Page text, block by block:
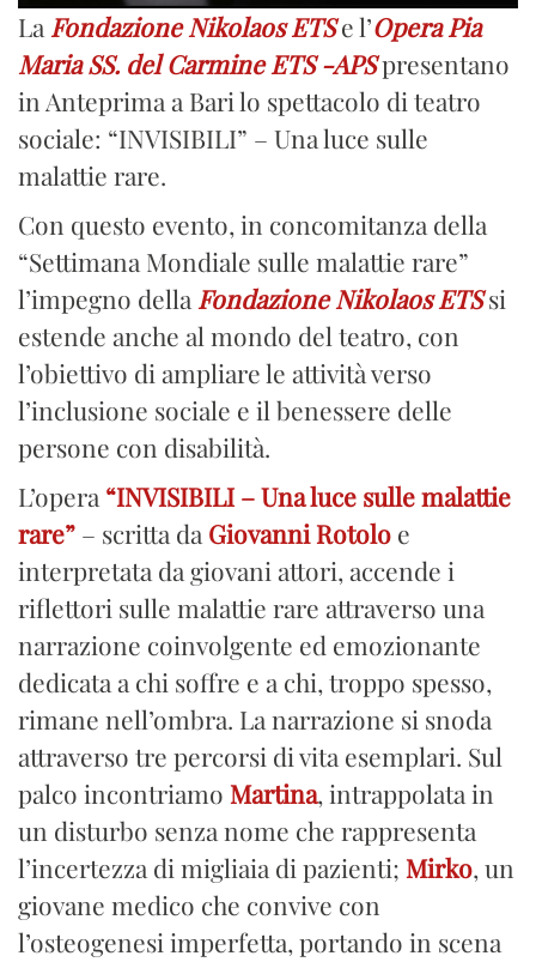
La Fondazione Nikolaos ETSe l’Opera Pia
Maria SS. del Carmine ETS -APSpresentano
in Anteprima a Bari lo spettacolo di teatro
sociale: “INVISIBILI” – Una luce sulle
malattie rare.
Con questo evento, in concomitanza della
“Settimana Mondiale sulle malattie rare”
l’impegno della Fondazione Nikolaos ETSsi
estende anche al mondo del teatro, con
l’obiettivo di ampliare le attività verso
l’inclusione sociale e il benessere delle
persone con disabilità.
L’opera “INVISIBILI – Una luce sulle malattie
rare” – scritta da Giovanni Rotolo e
interpretata da giovani attori, accende i
riflettori sulle malattie rare attraverso una
narrazione coinvolgente ed emozionante
dedicata a chi soffre e a chi, troppo spesso,
rimane nell’ombra. La narrazione si snoda
attraverso tre percorsi di vita esemplari. Sul
palco incontriamo Martina, intrappolata in
un disturbo senza nome che rappresenta
l’incertezza di migliaia di pazienti; Mirko, un
giovane medico che convive con
l’osteogenesi imperfetta, portando in scena